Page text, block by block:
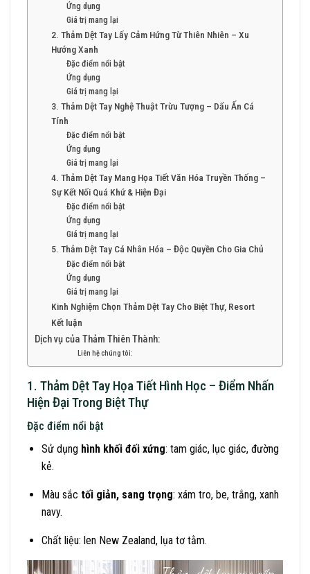
Ứng dụng
Giá trị mang lại
2. Thảm Dệt Tay Lấy Cảm Hứng Từ Thiên Nhiên – Xu
Hướng Xanh
Đặc điểm nổi bật
Ứng dụng
Giá trị mang lại
3. Thảm Dệt Tay Nghệ Thuật Trừu Tượng – Dấu Ấn Cá
Tính
Đặc điểm nổi bật
Ứng dụng
Giá trị mang lại
4. Thảm Dệt Tay Mang Họa Tiết Văn Hóa Truyền Thống –
Sự Kết Nối Quá Khứ & Hiện Đại
Đặc điểm nổi bật
Ứng dụng
Giá trị mang lại
5. Thảm Dệt Tay Cá Nhân Hóa – Độc Quyền Cho Gia Chủ
Đặc điểm nổi bật
Ứng dụng
Giá trị mang lại
Kinh Nghiệm Chọn Thảm Dệt Tay Cho Biệt Thự, Resort
Kết luận
Dịch vụ của Thảm Thiên Thành:
Liên hệ chúng tôi:
1. Thảm Dệt Tay Họa Tiết Hình Học – Điểm Nhấn
Hiện Đại Trong Biệt Thự
Đặc điểm nổi bật
Sử dụng hình khối đối xứng: tam giác, lục giác, đường
kẻ.
Màu sắc tối giản, sang trọng: xám tro, be, trắng, xanh
navy.
Chất liệu: len New Zealand, lụa tơ tằm.